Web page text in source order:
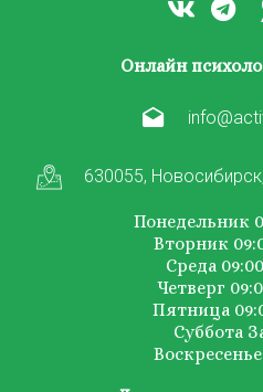
Онлайн
630055,
Понедельник
Вторник
Среда
Четверг
Пятница
Суббота